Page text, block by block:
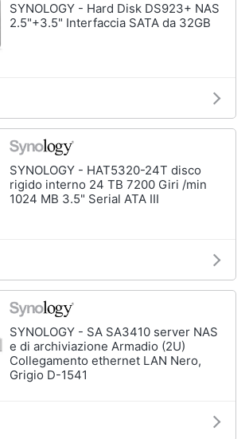
SYNOLOGY - Hard Disk DS923+ NAS
2.5"+3.5" Interfaccia SATA da 32GB
SYNOLOGY - HAT5320-24T disco
rigido interno 24 TB 7200 Giri /min
1024 MB 3.5" Serial ATA III
SYNOLOGY - SA SA3410 server NAS
e di archiviazione Armadio (2U)
Collegamento ethernet LAN Nero,
Grigio D-1541